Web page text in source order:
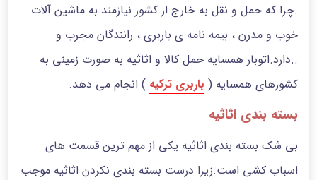
.چرا که حمل و نقل به خارج از کشور نیازمند به ماشین آلات
خوب و مدرن ، بیمه نامه ی باربری ، رانندگان مجرب و
..دارد.اتوبار همسایه حمل کالا و اثاثیه به صورت زمینی به
کشورهای همسایه ( باربری ترکیه ) انجام می دهد.
بسته بندی اثاثیه
بی شک بسته بندی اثاثیه یکی از مهم ترین قسمت های
اسباب کشی است.زیرا درست بسته بندی نکردن اثاثیه موجب